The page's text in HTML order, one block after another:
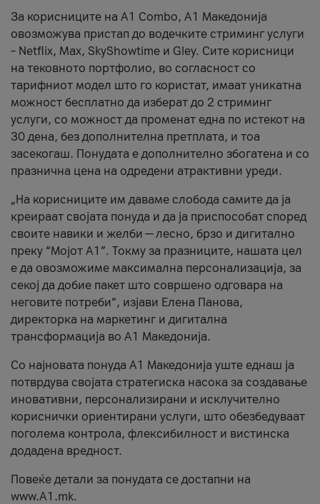
За корисниците на A1 Combo, А1 Македонија
овозможува пристап до водечките стриминг услуги
– Netflix, Max, SkyShowtime и Gley. Сите корисници
на тековното портфолио, во согласност со
тарифниот модел што го користат, имаат уникатна
можност бесплатно да изберат до 2 стриминг
услуги, со можност да променат една по истекот на
30 дена, без дополнителна претплата, и тоа
засекогаш. Понудата е дополнително збогатена и со
празнична цена на одредени атрактивни уреди.
„На корисниците им даваме слобода самите да ја
креираат својата понуда и да ја приспособат според
своите навики и желби — лесно, брзо и дигитално
преку “Мојот А1”. Токму за празниците, нашата цел
е да овозможиме максимална персонализација, за
секој да добие пакет што совршено одговара на
неговите потреби“, изјави Елена Панова,
директорка на маркетинг и дигитална
трансформација во А1 Македонија.
Со најновата понуда А1 Македонија уште еднаш ја
потврдува својата стратегиска насока за создавање
иновативни, персонализирани и исклучително
кориснички ориентирани услуги, што обезбедуваат
поголема контрола, флексибилност и вистинска
додадена вредност.
Повеќе детали за понудата се достапни на
www.А1.mk.